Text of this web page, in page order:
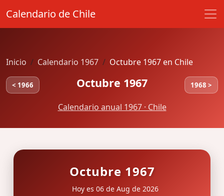
Calendario de Chile
Inicio Calendario 1967 Octubre 1967 en Chile
< 1966 Octubre 1967 1968 >
Calendario anual 1967 · Chile
Octubre 1967
Hoy es 06 de Aug de 2026